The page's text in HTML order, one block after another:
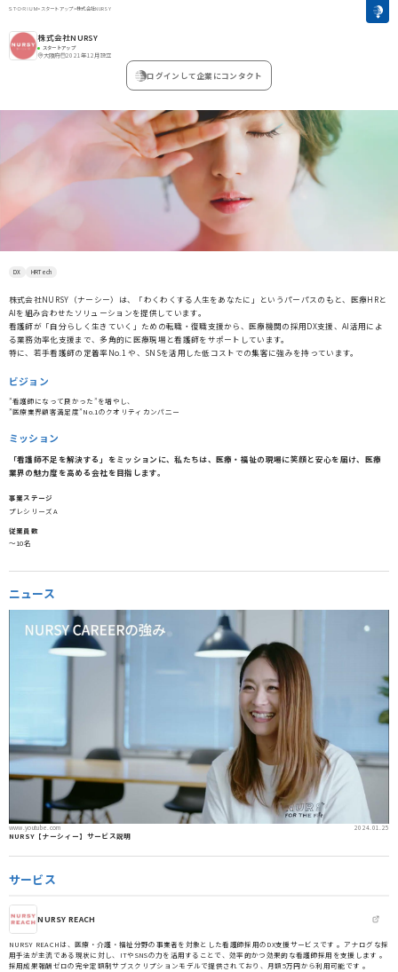
> スタートアップ>株式会社NURSY
株式会社NURSY
スタートアップ
大阪府 2021年12月設立
ログインして企業にコンタクト
DX HRTech
株式会社NURSY（ナーシー）は、「わくわくする人生をあなたに」というパーパスのもと、医療HRと
AIを組み合わせたソリューションを提供しています。
看護師が「自分らしく生きていく」ための転職・復職支援から、医療機関の採用DX支援、AI活用によ
る業務効率化支援まで、多角的に医療現場と看護師をサポートしています。
特に、若手看護師の定着率No.1 や、SNSを活用した低コストでの集客に強みを持っています。
ビジョン
”看護師になって良かった”を増やし、
”医療業界顧客満足度”No.1のクオリティカンパ二ー
ミッション
「看護師不足を解決する」をミッションに、私たちは、医療・福祉の現場に笑顔と安心を届け、医療
業界の魅力度を高める会社を目指します。
事業ステージ
プレシリーズA
従業員数
〜10名
ニュース
www.youtube.com 2024.01.25
NURSY【ナーシィー】サービス説明
サービス
NURSY REACH
NURSY REACHは、医療・介護・福祉分野の事業者を対象とした看護師採用のDX支援サービスです 。アナログな採
用手法が主流である現状に対し、ITやSNSの力を活用することで、効率的かつ効果的な看護師採用を支援します 。
採用成果報酬ゼロの完全定額制サブスクリプションモデルで提供されており、月額5万円から利用可能です 。